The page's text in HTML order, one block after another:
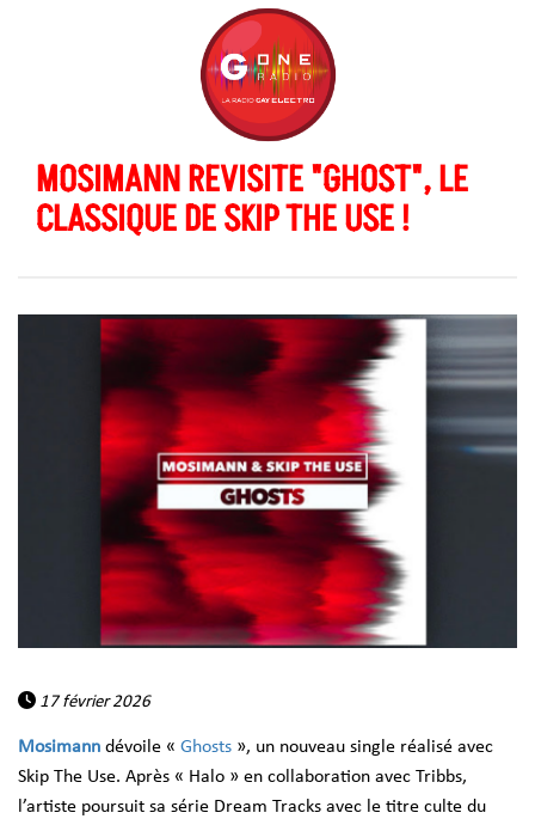
MOSIMANN REVISITE "GHOST", LE
CLASSIQUE DE SKIP THE USE !
17 février 2026
Mosimann dévoile « Ghosts », un nouveau single réalisé avec
Skip The Use. Après « Halo » en collaboration avec Tribbs,
l’artiste poursuit sa série Dream Tracks avec le titre culte du